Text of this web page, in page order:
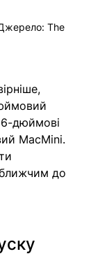
The
дюймові
MacMini.
до